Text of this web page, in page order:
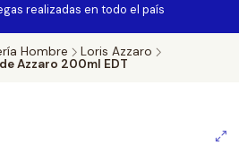
realizadas en todo el país
Hombre
Loris Azzaro
Azzaro 200ml EDT